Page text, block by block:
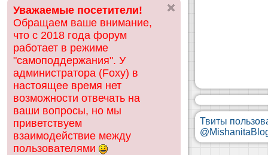
ск
Уважаемые посетители!
Обращаем ваше внимание,
что с 2018 года форум
работает в режиме
"самоподдержания". У
администратора (Foxy) в
настоящее время нет
возможности отвечать на
ваши вопросы, но мы
приветствуем
взаимодействие между
пользователями
Твиты